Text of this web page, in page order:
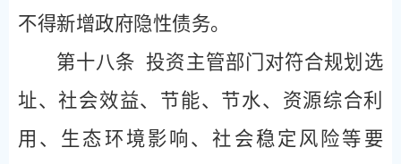
不得新增政府隐性债务。
第十八条 投资主管部门对符合规划选
址、社会效益、节能、节水、资源综合利
用、生态环境影响、社会稳定风险等要